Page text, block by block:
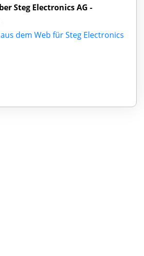
Steg Electronics AG -
dem Web für Steg Electronics